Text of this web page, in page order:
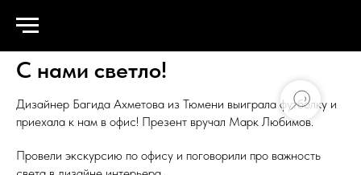
С нами светло!
Дизайнер Багида Ахметова из Тюмени выиграла футболку и
приехала к нам в офис! Презент вручал Марк Любимов.
Провели экскурсию по офису и поговорили про важность